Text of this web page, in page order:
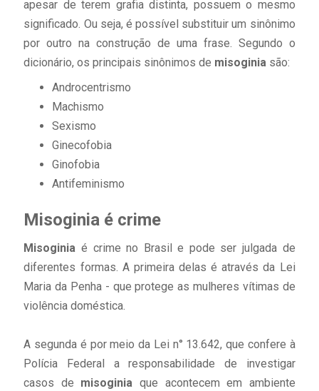
apesar de terem grafia distinta, possuem o mesmo
significado. Ou seja, é possível substituir um sinônimo
por outro na construção de uma frase. Segundo o
dicionário, os principais sinônimos de misoginia são:
Androcentrismo
Machismo
Sexismo
Ginecofobia
Ginofobia
Antifeminismo
Misoginia é crime
Misoginiaé crime no Brasil e pode ser julgada de
diferentes formas. A primeira delas é através da Lei
Maria da Penha - que protege as mulheres vítimas de
violência doméstica.
A segunda é por meio da Lei n° 13.642, que confere à
Polícia Federal a responsabilidade de investigar
casos de misoginia que acontecem em ambiente